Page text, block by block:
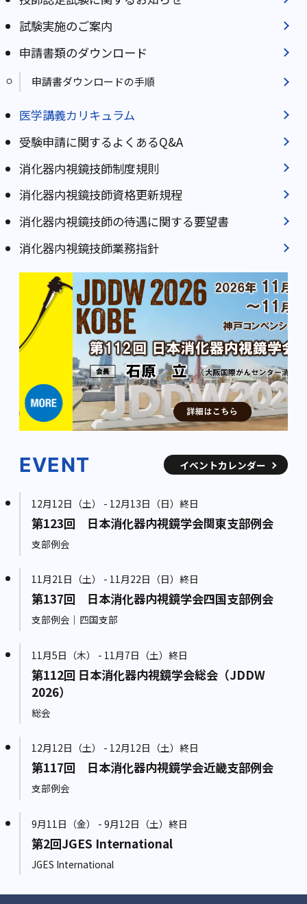
試験実施のご案内
申請書類のダウンロード
申請書ダウンロードの手順
医学講義カリキュラム
受験申請に関するよくあるQ&A
消化器内視鏡技師制度規則
消化器内視鏡技師資格更新規程
消化器内視鏡技師の待遇に関する要望書
消化器内視鏡技師業務指針
EVENT イベントカレンダー
12月12日（土） - 12月13日（日）終日
第123回 日本消化器内視鏡学会関東支部例会
支部例会
11月21日（土） - 11月22日（日）終日
第137回 日本消化器内視鏡学会四国支部例会
支部例会｜四国支部
11月5日（木） - 11月7日（土）終日
第112回 日本消化器内視鏡学会総会（JDDW
2026）
総会
12月12日（土） - 12月12日（土）終日
第117回 日本消化器内視鏡学会近畿支部例会
支部例会
9月11日（金） - 9月12日（土）終日
第2回JGES International
JGES International